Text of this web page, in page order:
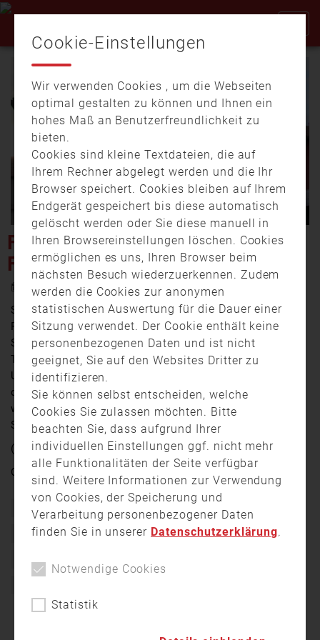
Video
FEUERWEHRGERÄTEHAUS
FREIHÖLS WIRD ERWEITERT
7. November 2023 13:50
Spatenstich für den An- und Erweiterungsbau des
Feuerwehrgerätehauses Freihöls in der Stadt
Schwandorf. Mit der Erweiterung soll Platz für ein
Tragkraftspritzenfahrzeug und für einen separaten
Umkleideraum geschaffen werden. Zudem sollen durch
den Umbau die Sicherheit im Gerätehaus verbessert
werden. Die Baukosten sollen sich laut Stadt
Schwandorf auf 120.000 Euro belaufen.
(Kamera: Ingrid Probst)
Quelle:
Bayern Feuerwehr Feuerwehrgerätehaus
Freiwillige Feuerwehr Gerätehaus Oberpfalz
Cookie-Einstellungen
Wir verwenden Cookies , um die Webseiten
optimal gestalten zu können und Ihnen ein
hohes Maß an Benutzerfreundlichkeit zu
bieten.
Cookies sind kleine Textdateien, die auf
Ihrem Rechner abgelegt werden und die Ihr
Browser speichert. Cookies bleiben auf Ihrem
Endgerät gespeichert bis diese automatisch
gelöscht werden oder Sie diese manuell in
Ihren Browsereinstellungen löschen. Cookies
ermöglichen es uns, Ihren Browser beim
nächsten Besuch wiederzuerkennen. Zudem
werden die Cookies zur anonymen
statistischen Auswertung für die Dauer einer
Sitzung verwendet. Der Cookie enthält keine
personenbezogenen Daten und ist nicht
geeignet, Sie auf den Websites Dritter zu
identifizieren.
Sie können selbst entscheiden, welche
Cookies Sie zulassen möchten. Bitte
beachten Sie, dass aufgrund Ihrer
individuellen Einstellungen ggf. nicht mehr
alle Funktionalitäten der Seite verfügbar
sind. Weitere Informationen zur Verwendung
von Cookies, der Speicherung und
Verarbeitung personenbezogener Daten
finden Sie in unserer Datenschutzerklärung.
Notwendige Cookies
Statistik